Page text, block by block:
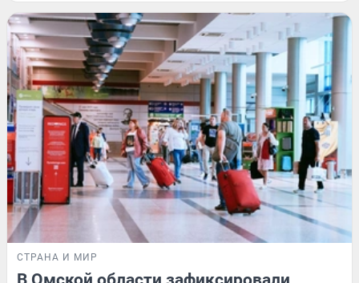
СТРАНА И МИР